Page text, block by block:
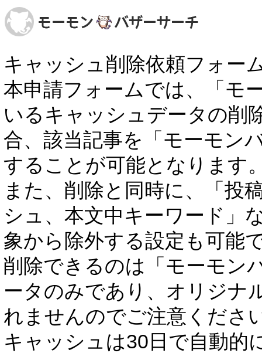
キャッシュ削除依頼フォー
本申請フォームでは、「モ
いるキャッシュデータの削
合、該当記事を「モーモン
することが可能となります
また、削除と同時に、「投
シュ、本文中キーワード」
象から除外する設定も可能
削除できるのは「モーモン
ータのみであり、オリジナ
れませんのでご注意くださ
キャッシュは30日で自動的